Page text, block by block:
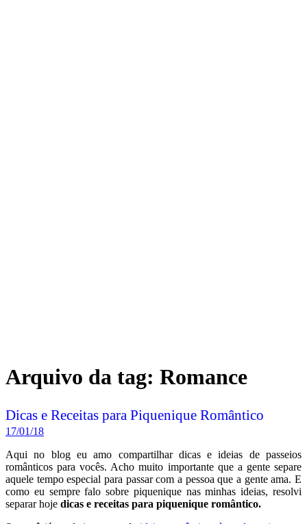
aquele tempo especial para passar com a pessoa que a gente ama. E
como eu sempre falo sobre piquenique nas minhas ideias, resolvi
Se você já conferiu o post deideias românticas à moda antiga
exemplo, você já viu essa sugestão por lá: sair para um piquenique
comidinhas? Isso tudo você confere abaixo!
Leia mais